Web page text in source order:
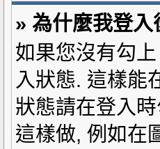
» 為什麼我登
如果您沒有勾上
入狀態. 這樣能
狀態請在登入
這樣做, 例如在